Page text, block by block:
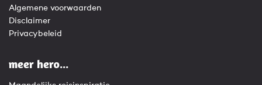
Algemene voorwaarden
Disclaimer
Privacybeleid
meer hero...